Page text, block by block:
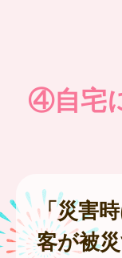
④自宅
「災害
客が被